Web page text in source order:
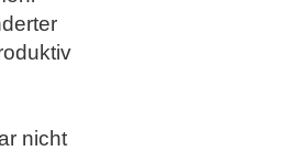
nicht